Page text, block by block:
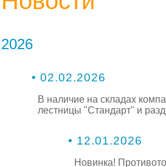
2026
• 02.02.2026
В наличие на складах
лестницы "Стандарт" и
• 12.01.2026
Новинка!